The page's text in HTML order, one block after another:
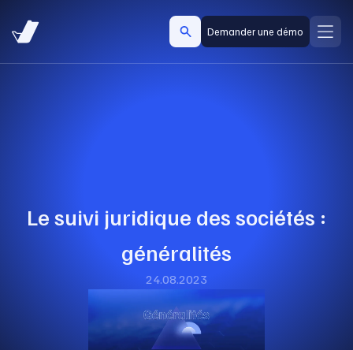
Demander une démo
Le suivi juridique des sociétés :
généralités
24.08.2023